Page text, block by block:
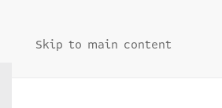
Skip to main content